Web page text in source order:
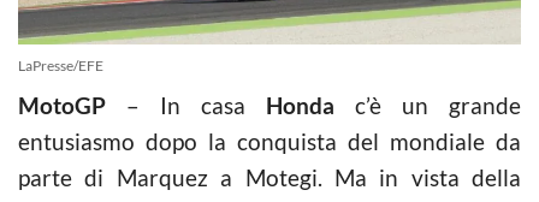
LaPresse/EFE
MotoGP – In casa Honda c’è un grande
entusiasmo dopo la conquista del mondiale da
parte di Marquez a Motegi. Ma in vista della